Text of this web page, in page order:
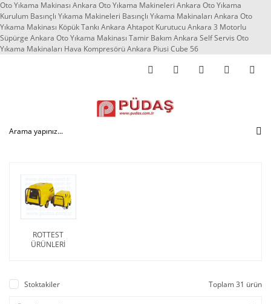
Oto Yıkama Makinası Ankara Oto Yıkama Makineleri Ankara Oto Yıkama
Kurulum Basınçlı Yıkama Makineleri Basınçlı Yıkama Makinaları Ankara Oto
Yıkama Makinası Köpük Tankı Ankara Ahtapot Kurutucu Ankara 3 Motorlu
Süpürge Ankara Oto Yıkama Makinası Tamir Bakım Ankara Self Servis Oto
Yıkama Makinaları Hava Kompresörü Ankara Piusi Cube 56
ROTTEST
ÜRÜNLERİ
Stoktakiler Toplam 31 ürün